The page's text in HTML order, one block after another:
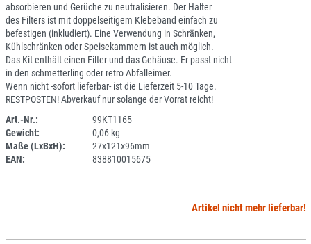
absorbieren und Gerüche zu neutralisieren. Der Halter
des Filters ist mit doppelseitigem Klebeband einfach zu
befestigen (inkludiert). Eine Verwendung in Schränken,
Kühlschränken oder Speisekammern ist auch möglich.
Das Kit enthält einen Filter und das Gehäuse. Er passt nicht
in den schmetterling oder retro Abfalleimer.
Wenn nicht -sofort lieferbar- ist die Lieferzeit 5-10 Tage.
RESTPOSTEN! Abverkauf nur solange der Vorrat reicht!
Art.-Nr.:
99KT1165
Gewicht:
0,06 kg
Maße (LxBxH):
27x121x96mm
EAN:
838810015675
Artikel nicht mehr lieferbar!